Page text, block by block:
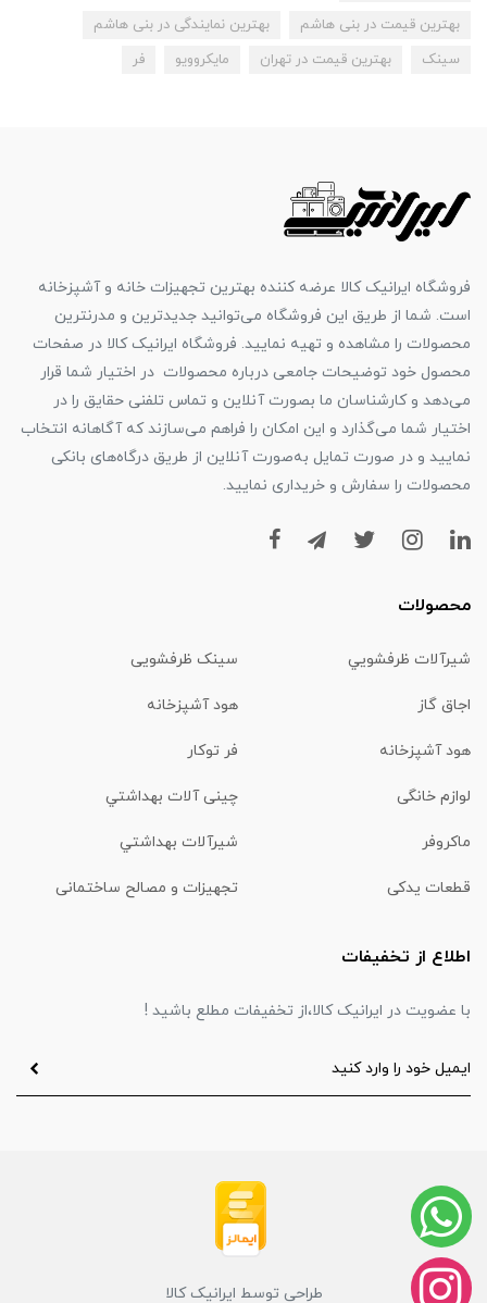
بهترین قیمت در بنی هاشم
بهترین نمایندگی در بنی هاشم
سینک
بهترین قیمت در تهران مایکروویو فر
فروشگاه ایرانیک کالا عرضه کننده بهترین تجهیزات خانه و آشپزخانه
است. شما از طریق این فروشگاه می‌توانید جدیدترین و مدرنترین
محصولات را مشاهده و تهیه نمایید. فروشگاه ایرانیک کالا در صفحات
محصول خود توضیحات جامعی درباره محصولات در اختیار شما قرار
می‌دهد و کارشناسان ما بصورت آنلاین و تماس تلفنی حقایق را در
اختیار شما می‌گذارد و این امکان را فراهم می‌سازند که آگاهانه انتخاب
نمایید و در صورت تمایل به‌صورت آنلاین از طریق درگاه‌های بانکی
محصولات را سفارش و خریداری نمایید.
محصولات
شیرآلات ظرفشويي سینک ظرفشویی
اجاق گاز هود آشپزخانه
هود آشپزخانه فر توکار
لوازم خانگی چینی آلات بهداشتي
ماكروفر شیرآلات بهداشتي
قطعات یدکی تجهیزات و مصالح ساختمانی
اطلاع از تخفیفات
با عضویت در ایرانیک کالا،از تخفیفات مطلع باشید !
طراحی توسط ایرانیک کالا